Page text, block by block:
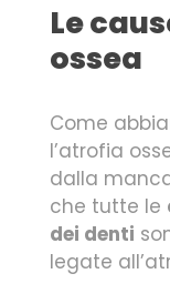
Le
ossea
Come
l’atrofia
dalla
che tutte le
dei denti
legate